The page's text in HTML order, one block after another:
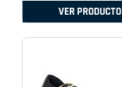
VER PRODUCTO